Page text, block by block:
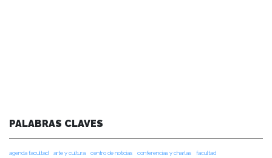
PALABRAS CLAVES
agenda facultad arte y cultura centro de noticias conferencias y charlas
facultad